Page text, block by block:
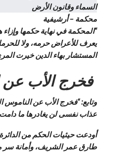
محكمة – أرشيفية
“المحكمة في نهاية حكمها
يعرف للأعراض حرمه، ولا
المستشار بهاء الدين خيرت
فخرج الأب عن
وتابع: “فخرج الأب عن الناموس
عذاب نفسى لن يغادرها ما
أودعت حيثيات الحكم من
طارق عمر الشريف، وأمانة سر